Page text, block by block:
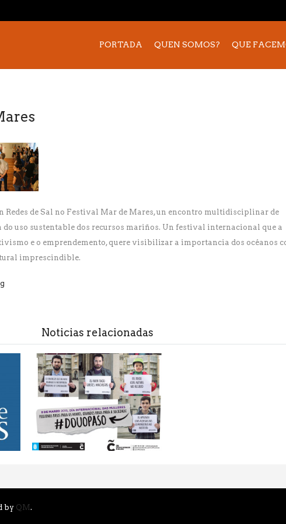
PORTADA QUEN SOMOS? QUE
Redes de Sal no Festival Mar de Mares, un encontro multidisciplinar de
do uso sustentable dos recursos mariños. Un festival internacional que a
e o emprendemento, quere visibilizar a importancia dos océanos
imprescindible.
Noticias relacionadas
by QM.